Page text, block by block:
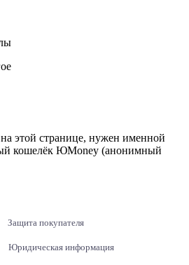
этой странице, нужен именной
кошелёк ЮMoney (анонимный
Защита покупателя
Юридическая информация